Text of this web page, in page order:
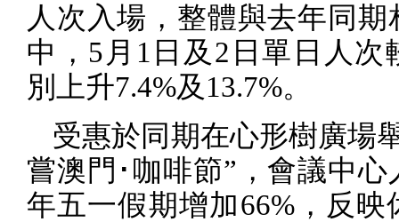
人次入場，整體與去年同期
中， 5 月 1 日及 2 日單日人次
別上升7.4%及 13.7%。
受惠於同期在心形樹廣場
嘗澳門･咖啡節”，會議中心
年五一假期增加66%，反映